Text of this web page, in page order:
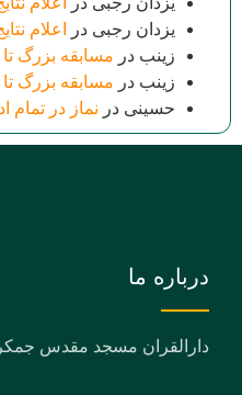
یزدان رجبی در
اعلام
زینب در مسابقه بزرگ
زینب در مسابقه بزرگ
حسینی در نماز در تمام
درباره ما
دارالقران مسجد مقدس